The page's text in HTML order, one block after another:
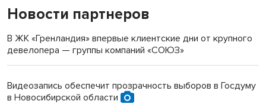
Новости партнеров
В ЖК «Гренландия» впервые клиентские дни от крупного
девелопера — группы компаний «СОЮЗ»
Видеозапись обеспечит прозрачность выборов в Госдуму
в Новосибирской области